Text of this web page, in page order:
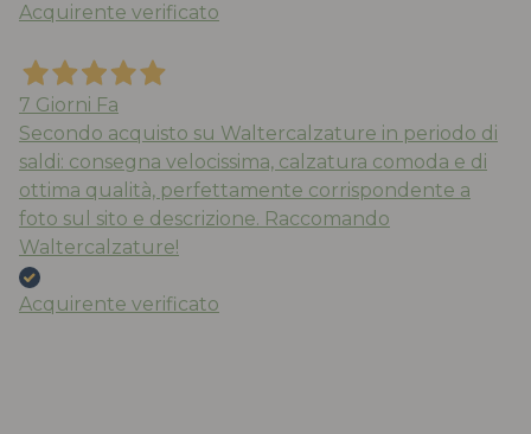
Acquirente verificato
7 Giorni Fa
Secondo acquisto su Waltercalzature in periodo di
saldi: consegna velocissima, calzatura comoda e di
ottima qualità, perfettamente corrispondente a
foto sul sito e descrizione. Raccomando
Waltercalzature!
Acquirente verificato